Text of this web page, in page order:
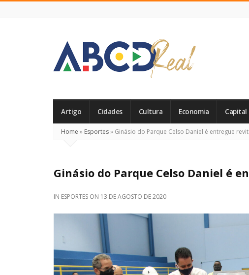
Real
Artigo Cidades Cultura Economia Capital
Home » Esportes» Ginásio do Parque Celso Daniel é entregue
Ginásio do Parque Celso Daniel é
IN ESPORTES ON 13 DE AGOSTO DE 2020